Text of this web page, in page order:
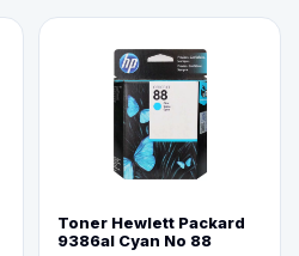
Toner Hewlett Packard
9386al Cyan No 88